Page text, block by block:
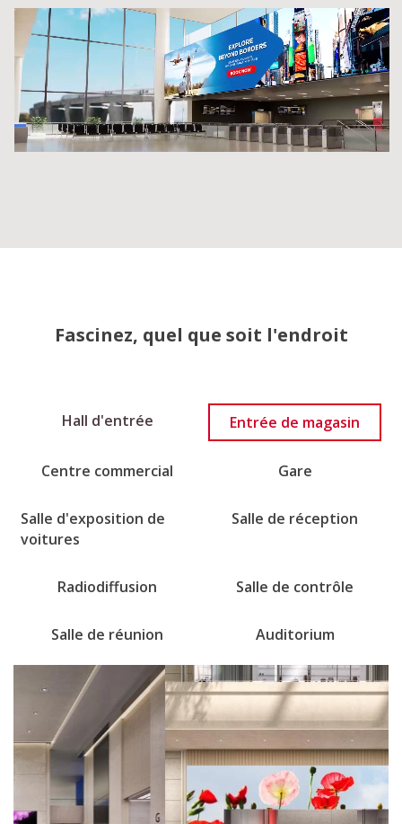
Fascinez, quel que soit l'endroit
Hall d'entrée Entrée de magasin
Centre commercial Gare
Salle d'exposition de
voitures
Salle de réception
Radiodiffusion Salle de contrôle
Salle de réunion Auditorium